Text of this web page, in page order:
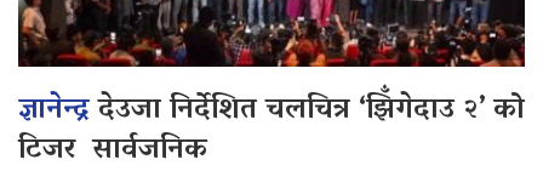
ज्ञानेन्द्रदेउजा निर्देशित चलचित्र ‘झिँगेदाउ २’ को
टिजर सार्वजनिक